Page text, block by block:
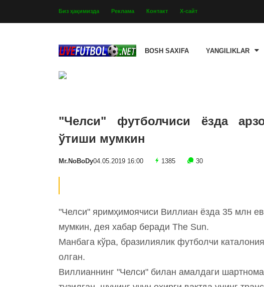
Биз ҳақимизда Реклама Контакт Х-сайт
BOSH SAXIFA YANGILIKLAR
"Челси" футболчиси ёзда
ўтиши мумкин
Mr.NoBoDy04.05.2019 16:00 1385 30
"Челси" яримҳимоячиси Виллиан ёзда 35 млн
мумкин, дея хабар беради The Sun.
Манбага кўра, бразилиялик футболчи
олган.
Виллианнинг "Челси" билан амалдаги